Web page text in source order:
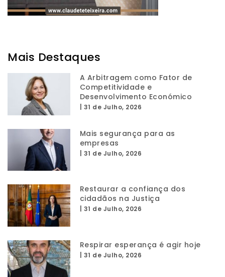
Mais Destaques
A Arbitragem como Fator de
Competitividade e
Desenvolvimento Económico
31 de Julho, 2026
Mais segurança para as
empresas
31 de Julho, 2026
Restaurar a confiança dos
cidadãos na Justiça
31 de Julho, 2026
Respirar esperança é agir hoje
31 de Julho, 2026